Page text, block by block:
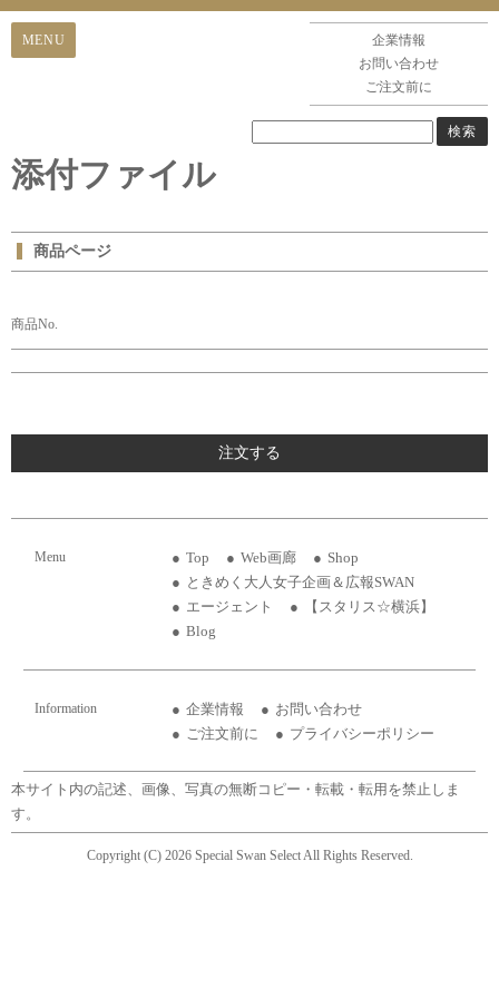
企業情報
お問い合わせ
ご注文前に
添付ファイル
商品ページ
商品No.
注文する
Menu Top Web画廊
Shop
ときめく大人女子企画＆広報SWAN
エージェント
【スタリス☆横浜】
Blog
Information 企業情報
お問い合わせ
ご注文前に
プライバシーポリシー
本サイト内の記述、画像、写真の無断コピー・転載・転用を禁止しま
す。
Copyright (C) 2026 Special Swan Select All Rights Reserved.